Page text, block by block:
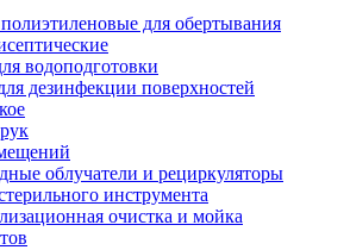
для обертывания
водоподготовки
дезинфекции поверхностей
облучатели и рециркуляторы
инструмента
очистка и мойка